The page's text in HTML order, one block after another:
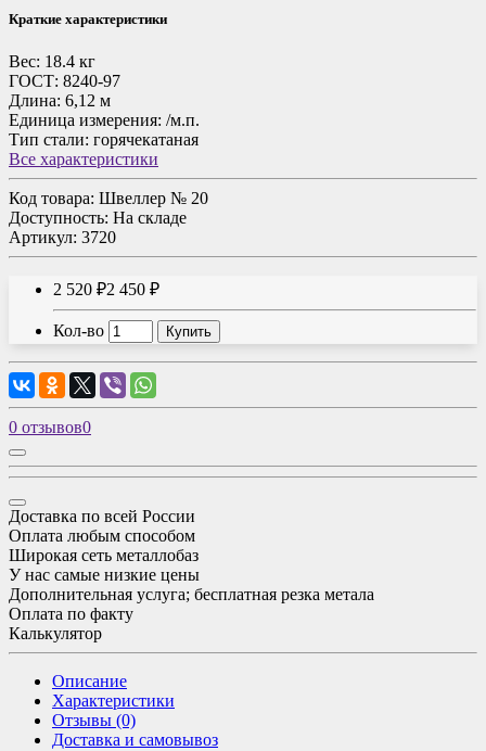
Краткие характеристики
Вес: 18.4 кг
ГОСТ: 8240-97
Длина: 6,12 м
Единица измерения: /м.п.
Тип стали: горячекатаная
Все характеристики
Код товара: Швеллер № 20
Доступность: На складе
Артикул: 3720
2 520 ₽2 450 ₽
Кол-во Купить
0 отзывов0
Доставка по всей России
Оплата любым способом
Широкая сеть металлобаз
У нас самые низкие цены
Дополнительная услуга; бесплатная резка метала
Оплата по факту
Калькулятор
Описание
Характеристики
Отзывы (0)
Доставка и самовывоз